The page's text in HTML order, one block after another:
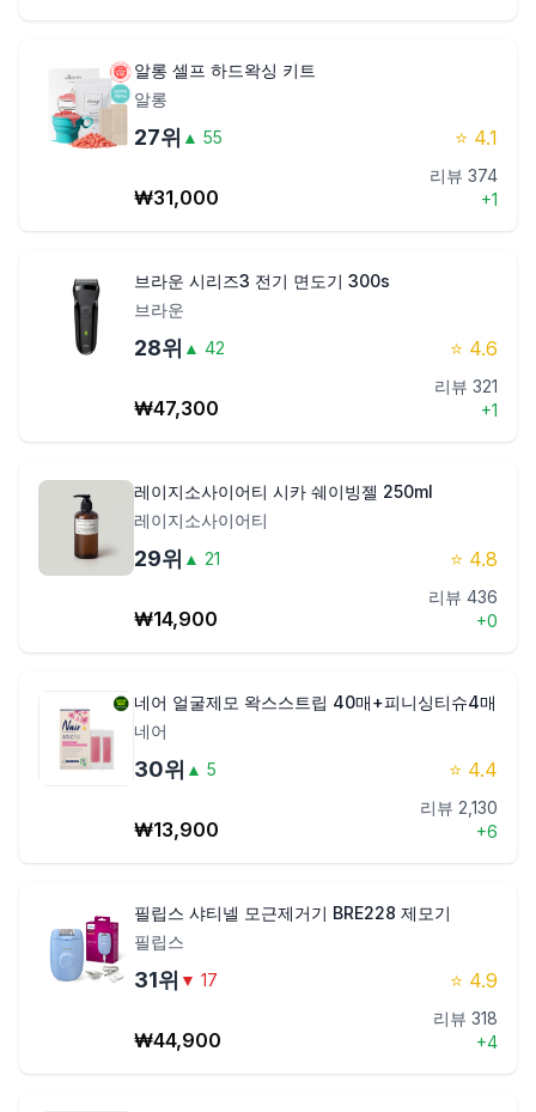
알롱 셀프 하드왁싱 키트
알롱
27위 ▲ 55 ⭐ 4.1
₩31,000
리뷰 374
+1
브라운 시리즈3 전기 면도기 300s
브라운
28위 ▲ 42 ⭐ 4.6
₩47,300
리뷰 321
+1
레이지소사이어티 시카 쉐이빙젤 250ml
레이지소사이어티
29위 ▲ 21 ⭐ 4.8
₩14,900
리뷰 436
+0
네어 얼굴제모 왁스스트립 40매+피니싱티슈4매
네어
30위 ▲ 5 ⭐ 4.4
₩13,900
리뷰 2,130
+6
필립스 샤티넬 모근제거기 BRE228 제모기
필립스
31위 ▼ 17 ⭐ 4.9
₩44,900
리뷰 318
+4